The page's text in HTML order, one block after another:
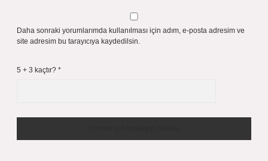
Daha sonraki yorumlarımda kullanılması için adım, e-posta adresim ve
site adresim bu tarayıcıya kaydedilsin.
5 + 3 kaçtır? *